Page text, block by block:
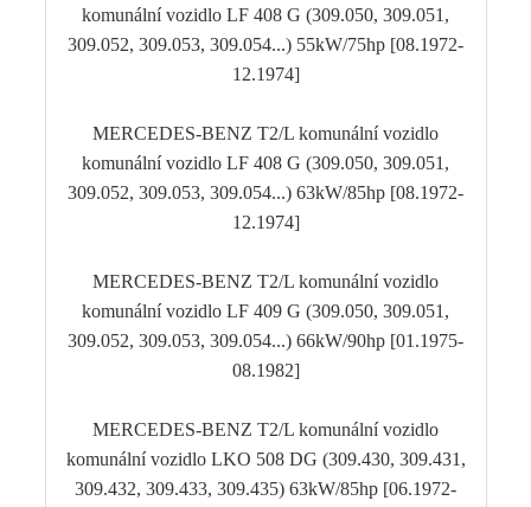
komunální vozidlo LF 408 G (309.050, 309.051,
309.052, 309.053, 309.054...) 55kW/75hp [08.1972-
12.1974]
MERCEDES-BENZ T2/L komunální vozidlo
komunální vozidlo LF 408 G (309.050, 309.051,
309.052, 309.053, 309.054...) 63kW/85hp [08.1972-
12.1974]
MERCEDES-BENZ T2/L komunální vozidlo
komunální vozidlo LF 409 G (309.050, 309.051,
309.052, 309.053, 309.054...) 66kW/90hp [01.1975-
08.1982]
MERCEDES-BENZ T2/L komunální vozidlo
komunální vozidlo LKO 508 DG (309.430, 309.431,
309.432, 309.433, 309.435) 63kW/85hp [06.1972-